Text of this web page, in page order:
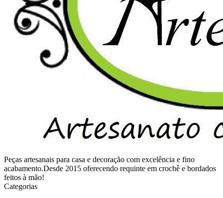
Peças artesanais para casa e decoração com excelência e fino
acabamento.Desde 2015 oferecendo requinte em crochê e bordados
feitos à mão!
Categorias